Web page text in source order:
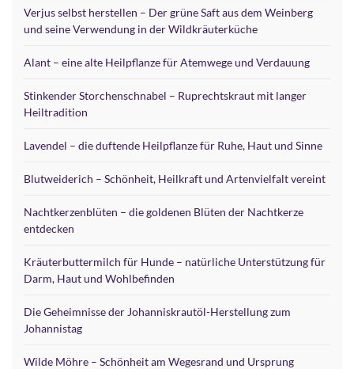
Verjus selbst herstellen – Der grüne Saft aus dem Weinberg
und seine Verwendung in der Wildkräuterküche
Alant – eine alte Heilpflanze für Atemwege und Verdauung
Stinkender Storchenschnabel – Ruprechtskraut mit langer
Heiltradition
Lavendel – die duftende Heilpflanze für Ruhe, Haut und Sinne
Blutweiderich – Schönheit, Heilkraft und Artenvielfalt vereint
Nachtkerzenblüten – die goldenen Blüten der Nachtkerze
entdecken
Kräuterbuttermilch für Hunde – natürliche Unterstützung für
Darm, Haut und Wohlbefinden
Die Geheimnisse der Johanniskrautöl-Herstellung zum
Johannistag
Wilde Möhre – Schönheit am Wegesrand und Ursprung